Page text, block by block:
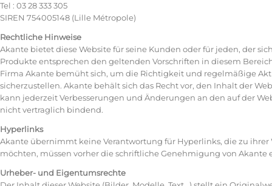
Tel : 03 28 333 305
SIREN 754005148 (Lille Métropole)
Rechtliche Hinweise
Akante bietet diese Website für seine Kunden oder für jeden, der
Produkte entsprechen den geltenden Vorschriften in diesem
Firma Akante bemüht sich, um die Richtigkeit und regelmäßige
sicherzustellen. Akante behält sich das Recht vor, den Inhalt der
kann jederzeit Verbesserungen und Änderungen an den auf der
nicht vertraglich bindend.
Hyperlinks
Akante übernimmt keine Verantwortung für Hyperlinks, die zu ihrer
möchten, müssen vorher die schriftliche Genehmigung von Akante
Urheber- und Eigentumsrechte